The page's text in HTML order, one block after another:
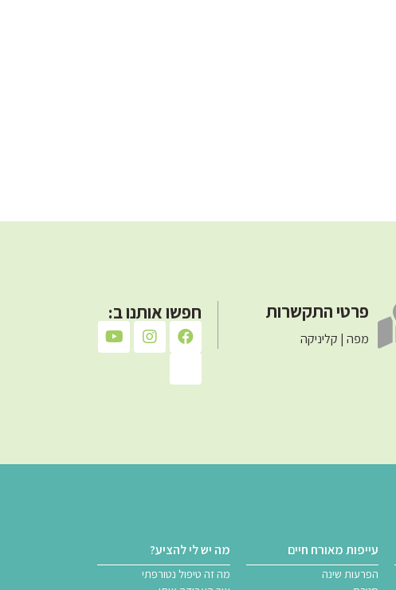
פרטי התקשרות
מפה | קליניקה
חפשו אותנו ב:
עייפות מאורח חיים
הפרעות שינה
מה יש לי להציע?
מה זה טיפול נטורפתי